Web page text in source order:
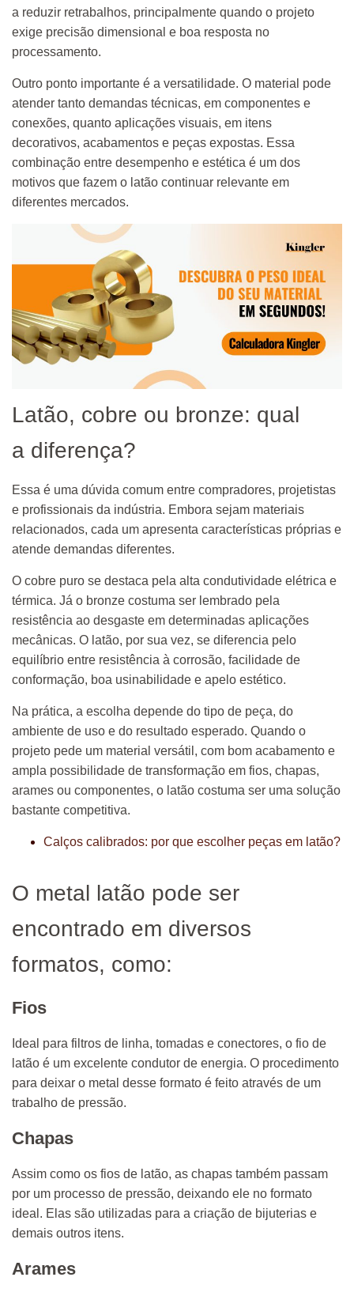
a reduzir retrabalhos, principalmente quando o projeto
exige precisão dimensional e boa resposta no
processamento.
Outro ponto importante é a versatilidade. O material pode
atender tanto demandas técnicas, em componentes e
conexões, quanto aplicações visuais, em itens
decorativos, acabamentos e peças expostas. Essa
combinação entre desempenho e estética é um dos
motivos que fazem o latão continuar relevante em
diferentes mercados.
Latão, cobre ou bronze: qual
a diferença?
Essa é uma dúvida comum entre compradores, projetistas
e profissionais da indústria. Embora sejam materiais
relacionados, cada um apresenta características próprias e
atende demandas diferentes.
O cobre puro se destaca pela alta condutividade elétrica e
térmica. Já o bronze costuma ser lembrado pela
resistência ao desgaste em determinadas aplicações
mecânicas. O latão, por sua vez, se diferencia pelo
equilíbrio entre resistência à corrosão, facilidade de
conformação, boa usinabilidade e apelo estético.
Na prática, a escolha depende do tipo de peça, do
ambiente de uso e do resultado esperado. Quando o
projeto pede um material versátil, com bom acabamento e
ampla possibilidade de transformação em fios, chapas,
arames ou componentes, o latão costuma ser uma solução
bastante competitiva.
Calços calibrados: por que escolher peças em latão?
O metal latão pode ser
encontrado em diversos
formatos, como:
Fios
Ideal para filtros de linha, tomadas e conectores, o fio de
latão é um excelente condutor de energia. O procedimento
para deixar o metal desse formato é feito através de um
trabalho de pressão.
Chapas
Assim como os fios de latão, as chapas também passam
por um processo de pressão, deixando ele no formato
ideal. Elas são utilizadas para a criação de bijuterias e
demais outros itens.
Arames